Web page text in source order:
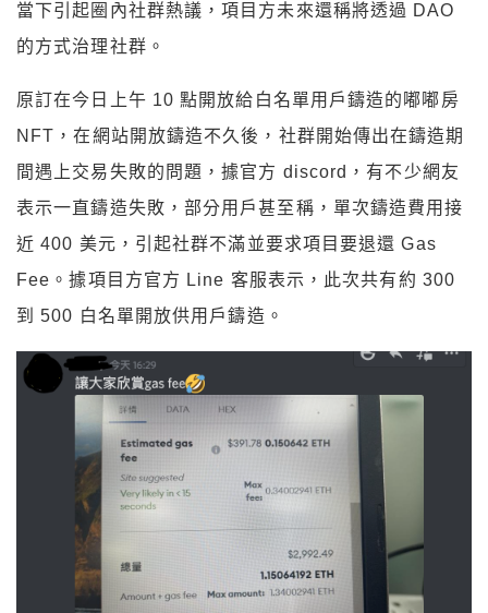
當下引起圈內社群熱議，項目方未來還稱將透過 DAO
的方式治理社群。
原訂在今日上午 10 點開放給白名單用戶鑄造的嘟嘟房
NFT，在網站開放鑄造不久後，社群開始傳出在鑄造期
間遇上 交易失敗的問題，據官方 discord， 有不少網友
表示一直鑄造失敗，部分用戶甚至稱，單次鑄造費用接
近 400 美元，引起社群不滿並要求項目要退還 Gas
Fee。據項目方官方 Line 客服表示，此次共有約 300
到 500 白名單開放供用戶鑄造。